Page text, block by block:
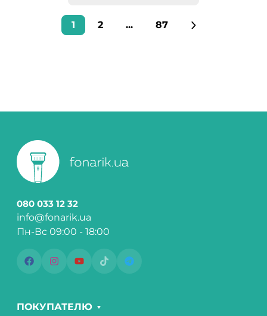
1 2 ... 87
080 033 12 32
info@fonarik.ua
Пн-Вс 09:00 - 18:00
ПОКУПАТЕЛЮ